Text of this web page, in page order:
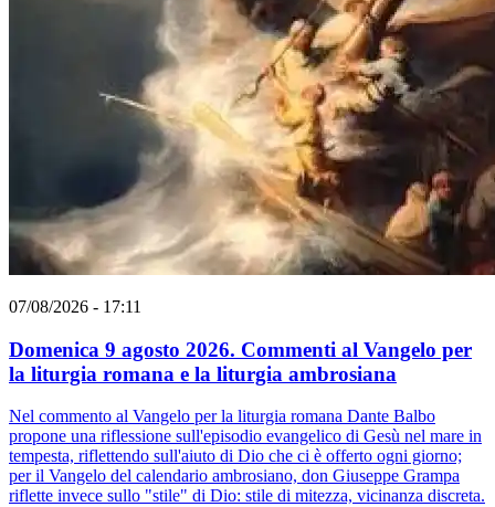
07/08/2026 - 17:11
Domenica 9 agosto 2026. Commenti al Vangelo per
la liturgia romana e la liturgia ambrosiana
Nel commento al Vangelo per la liturgia romana Dante Balbo
propone una riflessione sull'episodio evangelico di Gesù nel mare in
tempesta, riflettendo sull'aiuto di Dio che ci è offerto ogni giorno;
per il Vangelo del calendario ambrosiano, don Giuseppe Grampa
riflette invece sullo "stile" di Dio: stile di mitezza, vicinanza discreta.